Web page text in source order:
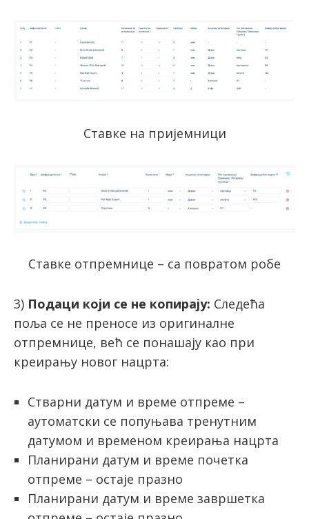
Ставке на пријемници
Ставке отпремнице – са повратом робе
3) Подаци који се не копирају: Следећа
поља се не преносе из оригиналне
отпремнице, већ се понашају као при
креирању новог нацрта:
Стварни датум и време отпреме –
аутоматски се попуњава тренутним
датумом и временом креирања нацрта
Планирани датум и време почетка
отпреме – остаје празно
Планирани датум и време завршетка